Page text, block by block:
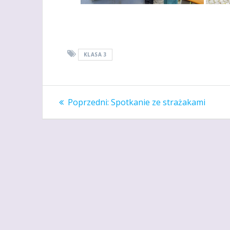
KLASA 3
Nawigacja
wpisu
Poprzedni: Poprzedni
Spotkanie ze strażakami